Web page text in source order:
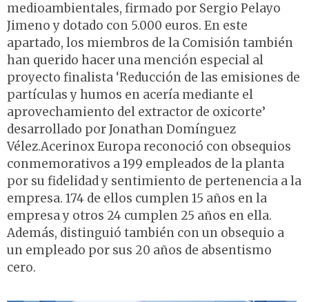
medioambientales, firmado por Sergio Pelayo
Jimeno y dotado con 5.000 euros. En este
apartado, los miembros de la Comisión también
han querido hacer una mención especial al
proyecto finalista ‘Reducción de las emisiones de
partículas y humos en acería mediante el
aprovechamiento del extractor de oxicorte’
desarrollado por Jonathan Domínguez
Vélez.Acerinox Europa reconoció con obsequios
conmemorativos a 199 empleados de la planta
por su fidelidad y sentimiento de pertenencia a la
empresa. 174 de ellos cumplen 15 años en la
empresa y otros 24 cumplen 25 años en ella.
Además, distinguió también con un obsequio a
un empleado por sus 20 años de absentismo
cero.